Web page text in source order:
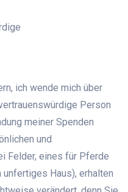
ich wende mich über
Person
meiner Spenden
und
Felder, eines für Pferde
Haus), erhalten